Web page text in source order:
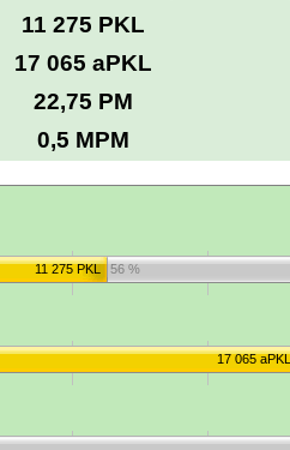
11 275 PKL
17 065 aPKL
22,75 PM
0,5 MPM
11 275 PKL 56 %
17 065